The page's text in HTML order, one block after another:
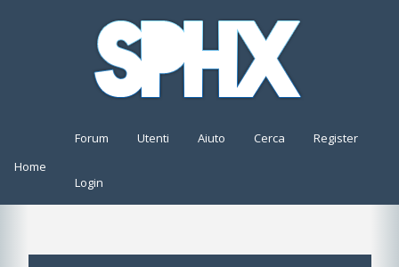
Home
Forum Utenti Aiuto Cerca Register
Login